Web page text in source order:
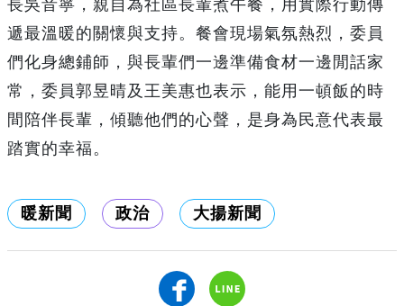
長吳音寧，親自為社區長輩煮午餐，用實際行動傳
遞最溫暖的關懷與支持。餐會現場氣氛熱烈，委員
們化身總鋪師，與長輩們一邊準備食材一邊閒話家
常，委員郭昱晴及王美惠也表示，能用一頓飯的時
間陪伴長輩，傾聽他們的心聲，是身為民意代表最
踏實的幸福。
暖新聞 政治 大揚新聞